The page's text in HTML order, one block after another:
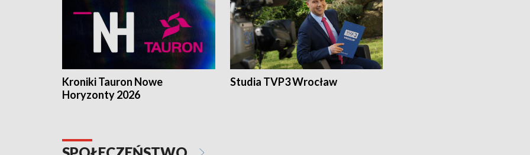
Kroniki Tauron Nowe
Horyzonty 2026
Studia TVP3 Wrocław